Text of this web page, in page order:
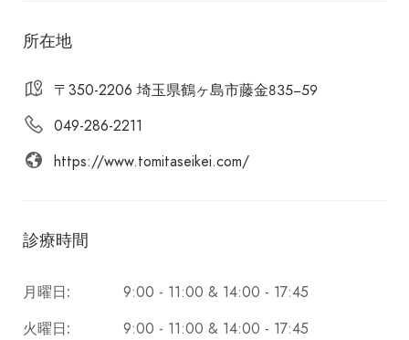
所在地
〒350-2206 埼玉県鶴ヶ島市藤金８３５−５９
049-286-2211
https://www.tomitaseikei.com/
診療時間
月曜日: 9:00 - 11:00 & 14:00 - 17:45
火曜日: 9:00 - 11:00 & 14:00 - 17:45